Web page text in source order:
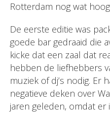
Rotterdam nog wat
De eerste editie was
goede bar gedraaid die
kicke dat een zaal dat
hebben de liefhebbers
muziek of dj’s nodig. Er
negatieve deken over
jaren geleden, omdat er